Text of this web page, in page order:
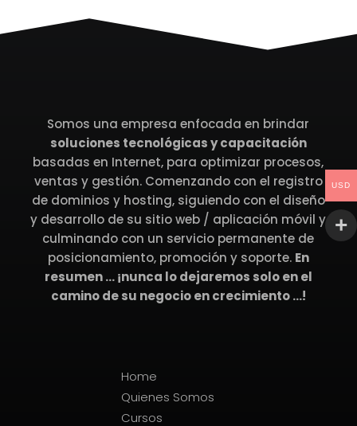
Somos una empresa enfocada en brindar
soluciones tecnológicas y capacitación
basadas en Internet, para optimizar procesos,
ventas y gestión. Comenzando con el registro
de dominios y hosting, siguiendo con el diseño
y desarrollo de su sitio web / aplicación móvil y
culminando con un servicio permanente de
posicionamiento, promoción y soporte. En
resumen … ¡nunca lo dejaremos solo en el
camino de su negocio en crecimiento …!
Home
Quienes Somos
Cursos
USD